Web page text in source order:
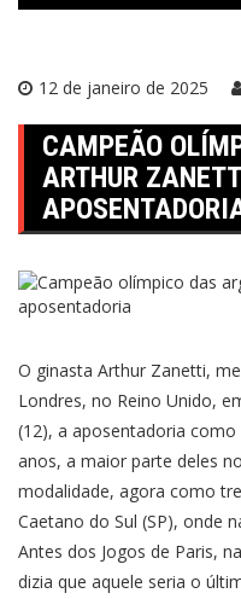
12 de janeiro de 2025
CAMPEÃO
ARTHUR
O ginasta Arthur Zanetti,
Londres, no Reino Unido,
(12), a aposentadoria
anos, a maior parte deles
modalidade, agora como
Caetano do Sul (SP), onde
Antes dos Jogos de Paris,
dizia que aquele seria o